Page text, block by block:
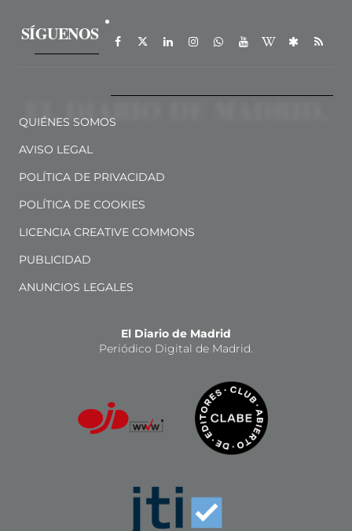
SÍGUENOS
QUIÉNES SOMOS
AVISO LEGAL
POLÍTICA DE PRIVACIDAD
POLÍTICA DE COOKIES
LICENCIA CREATIVE COMMONS
PUBLICIDAD
ANUNCIOS LEGALES
El Diario de Madrid
Periódico Digital de Madrid.